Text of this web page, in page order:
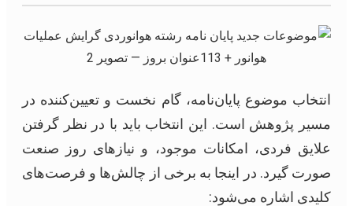
انتخاب موضوع پایان‌نامه، گام نخست و تعیین‌کننده در
مسیر پژوهش است. این انتخاب باید با در نظر گرفتن
علایق فردی، امکانات موجود، و نیازهای روز صنعت
صورت گیرد. در اینجا به برخی از چالش‌ها و فرصت‌های
کلیدی اشاره می‌شود: